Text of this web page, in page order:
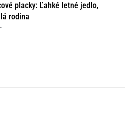
placky: Ľahké letné jedlo,
rodina